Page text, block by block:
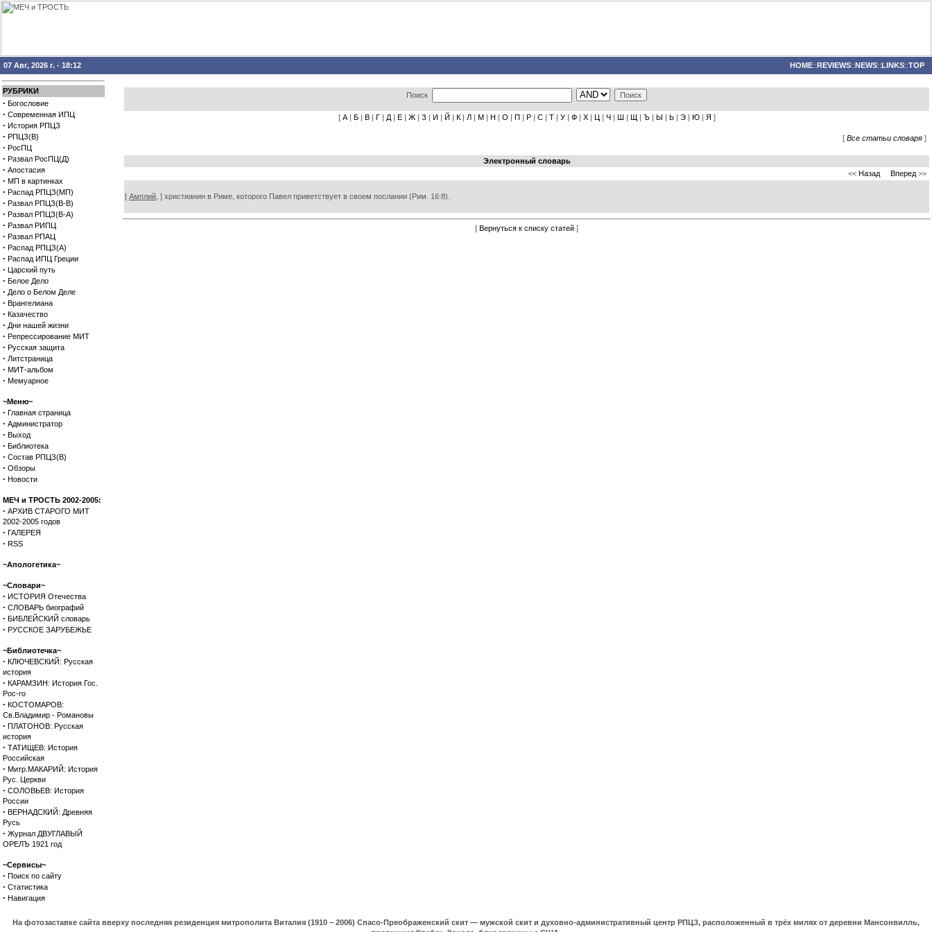
07 Авг, 2026 г. - 18:12 HOME::REVIEWS::NEWS::LINKS::TOP
РУБРИКИ
· Богословие
· Современная ИПЦ
· История РПЦЗ
· РПЦЗ(В)
· РосПЦ
· Развал РосПЦ(Д)
· Апостасия
· МП в картинках
· Распад РПЦЗ(МП)
· Развал РПЦЗ(В-В)
· Развал РПЦЗ(В-А)
· Развал РИПЦ
· Развал РПАЦ
· Распад РПЦЗ(А)
· Распад ИПЦ Греции
· Царский путь
· Белое Дело
· Дело о Белом Деле
· Врангелиана
· Казачество
· Дни нашей жизни
· Репрессирование МИТ
· Русская защита
· Литстраница
· МИТ-альбом
· Мемуарное
~Меню~
· Главная страница
· Администратор
· Выход
· Библиотека
· Состав РПЦЗ(В)
· Обзоры
· Новости
МЕЧ и ТРОСТЬ 2002-2005:
· АРХИВ СТАРОГО МИТ
2002-2005 годов
· ГАЛЕРЕЯ
· RSS
~Апологетика~
~Словари~
· ИСТОРИЯ Отечества
· СЛОВАРЬ биографий
· БИБЛЕЙСКИЙ словарь
· РУССКОЕ ЗАРУБЕЖЬЕ
~Библиотечка~
· КЛЮЧЕВСКИЙ: Русская
история
· КАРАМЗИН: История Гос.
Рос-го
· КОСТОМАРОВ:
Св.Владимир - Романовы
· ПЛАТОНОВ: Русская
история
· ТАТИЩЕВ: История
Российская
· Митр.МАКАРИЙ: История
Рус. Церкви
· СОЛОВЬЕВ: История
России
· ВЕРНАДСКИЙ: Древняя
Русь
· Журнал ДВУГЛАВЫЙ
ОРЕЛЪ 1921 год
~Сервисы~
· Поиск по сайту
· Статистика
· Навигация
Поиск
[ А| Б| В| Г| Д| Е| Ж| З | И | Й | К| Л| М| Н | О | П | Р| С| Т| У| Ф| Х| Ц | Ч| Ш| Щ | Ъ| Ы | Ь| Э| Ю| Я ]
[ Все статьи словаря ]
Электронный словарь
<< Назад Вперед >>
[ Амплий, ] христианин в Риме, которого Павел приветствует в своем послании (Рим. 16:8).
[ Вернуться к списку статей ]
На фотозаставке сайта вверху последняя резиденция митрополита Виталия (1910 – 2006) Спасо-Преображенский скит — мужской скит и духовно-административный центр РПЦЗ, расположенный в трёх милях от деревни Мансонвилль,